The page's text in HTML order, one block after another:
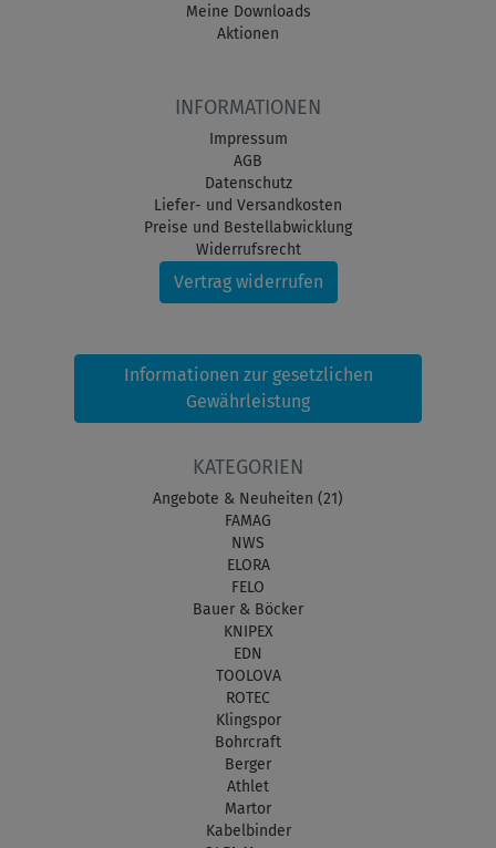
Meine Downloads
Aktionen
INFORMATIONEN
Impressum
AGB
Datenschutz
Liefer- und Versandkosten
Preise und Bestellabwicklung
Widerrufsrecht
Vertrag widerrufen
Informationen zur gesetzlichen
Gewährleistung
KATEGORIEN
Angebote & Neuheiten (21)
FAMAG
NWS
ELORA
FELO
Bauer & Böcker
KNIPEX
EDN
TOOLOVA
ROTEC
Klingspor
Bohrcraft
Berger
Athlet
Martor
Kabelbinder